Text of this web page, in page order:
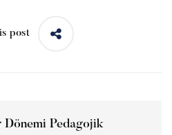
post
Dönemi Pedagojik